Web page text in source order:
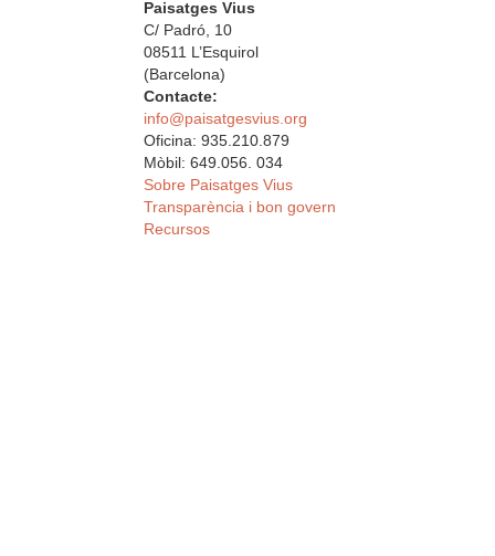
Paisatges Vius
C/ Padró, 10
08511 L’Esquirol
(Barcelona)
Contacte:
info@paisatgesvius.org
Oficina: 935.210.879
Mòbil: 649.056. 034
Sobre Paisatges Vius
Transparència i bon govern
Recursos